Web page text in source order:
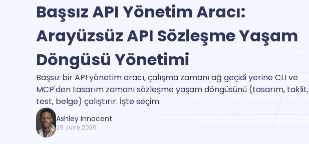
Başsız API Yönetim Aracı:
Arayüzsüz API Sözleşme Yaşam
Döngüsü Yönetimi
Başsız bir API yönetim aracı, çalışma zamanı ağ geçidi yerine CLI ve
MCP'den tasarım zamanı sözleşme yaşam döngüsünü (tasarım, taklit,
test, belge) çalıştırır. İşte seçim.
Ashley Innocent
29 June 2026